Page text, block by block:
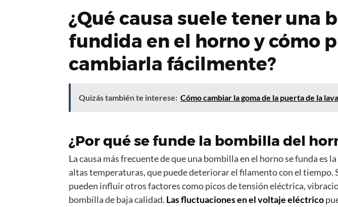
¿Qué causa suele tener una
fundida en el horno y cómo
cambiarla fácilmente?
Quizás también te interese: Cómo cambiar la goma de la puerta de la
¿Por qué se funde la bombilla del
La causa más frecuente de que una bombilla en el horno se funda es
altas temperaturas, que puede deteriorar el filamento con el tiempo.
pueden influir otros factores como picos de tensión eléctrica,
bombilla de baja calidad. Las fluctuaciones en el voltaje eléctrico